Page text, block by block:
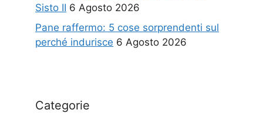
Sisto II 6 Agosto 2026
Pane raffermo: 5 cose sorprendenti sul
perché indurisce 6 Agosto 2026
Categorie